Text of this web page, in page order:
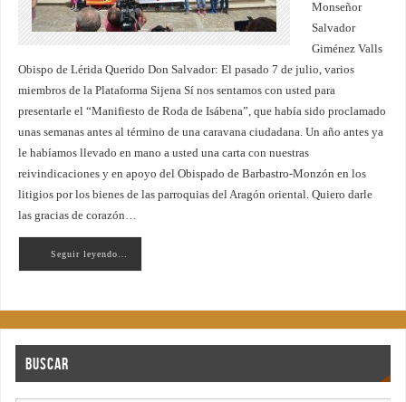
Monseñor
Salvador
Giménez Valls
Obispo de Lérida Querido Don Salvador: El pasado 7 de julio, varios
miembros de la Plataforma Sijena Sí nos sentamos con usted para
presentarle el “Manifiesto de Roda de Isábena”, que había sido proclamado
unas semanas antes al término de una caravana ciudadana. Un año antes ya
le habíamos llevado en mano a usted una carta con nuestras
reivindicaciones y en apoyo del Obispado de Barbastro-Monzón en los
litigios por los bienes de las parroquias del Aragón oriental. Quiero darle
las gracias de corazón…
Seguir leyendo…
Buscar